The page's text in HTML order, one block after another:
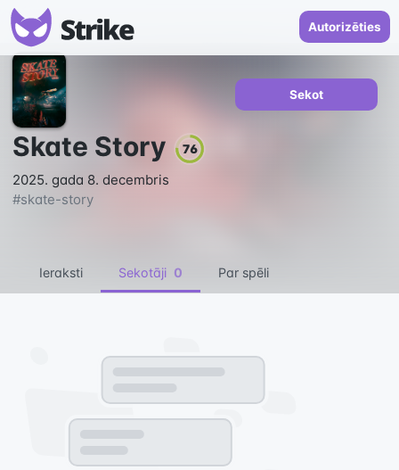
Autorizēties
Skate Story 76
2025. gada 8. decembris
#skate-story
Sekot
Ieraksti Sekotāji 0 Par spēli